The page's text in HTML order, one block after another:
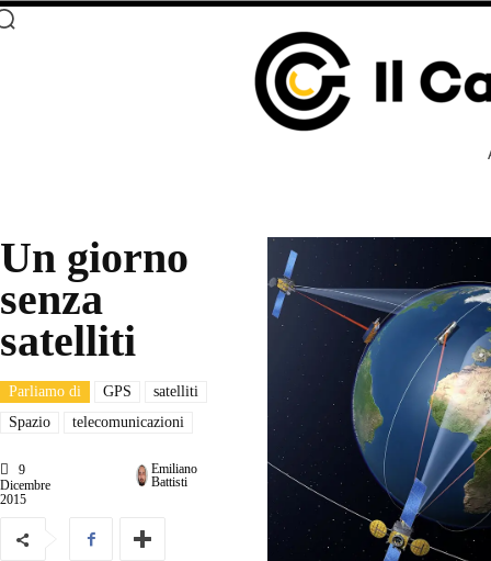
Un giorno
senza
satelliti
Parliamo di GPS
satelliti
Spazio
telecomunicazioni
9
Dicembre
2015
Emiliano
Battisti